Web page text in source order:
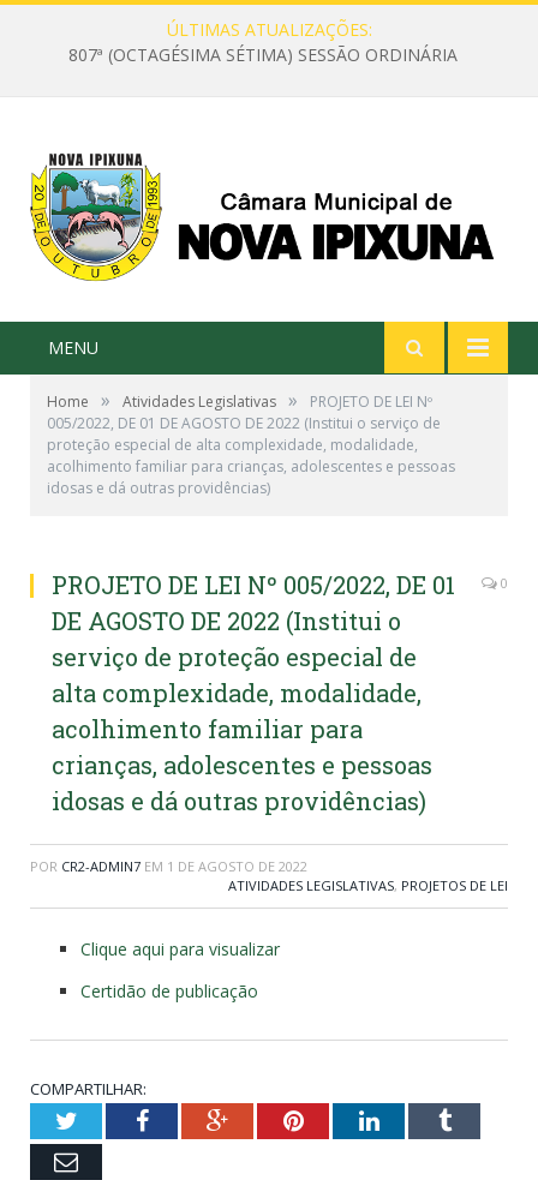
ÚLTIMAS ATUALIZAÇÕES:
807ª (OCTAGÉSIMA SÉTIMA) SESSÃO ORDINÁRIA
MENU
Home » Atividades Legislativas »
PROJETO DE LEI Nº
005/2022, DE 01 DE AGOSTO DE 2022 (Institui o serviço de
proteção especial de alta complexidade, modalidade,
acolhimento familiar para crianças, adolescentes e pessoas
idosas e dá outras providências)
PROJETO DE LEI Nº 005/2022, DE 01
DE AGOSTO DE 2022 (Institui o
serviço de proteção especial de
alta complexidade, modalidade,
acolhimento familiar para
crianças, adolescentes e pessoas
idosas e dá outras providências)
0
POR CR2-ADMIN7 EM 1 DE AGOSTO DE 2022
ATIVIDADES LEGISLATIVAS, PROJETOS DE LEI
Clique aqui para visualizar
Certidão de publicação
COMPARTILHAR:
TwitterFacebookGoogle+PinterestLinkedInTumblr
Email